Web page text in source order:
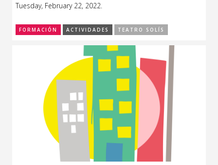
Tuesday, February 22, 2022.
FORMACIÓN ACTIVIDADES TEATRO SOLÍS